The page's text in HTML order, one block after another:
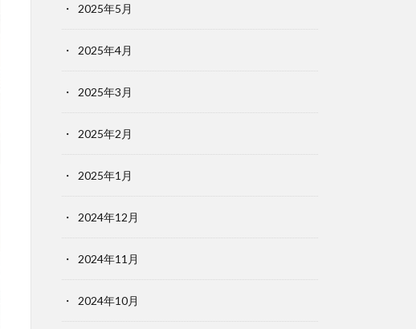
2025年5月
2025年4月
2025年3月
2025年2月
2025年1月
2024年12月
2024年11月
2024年10月